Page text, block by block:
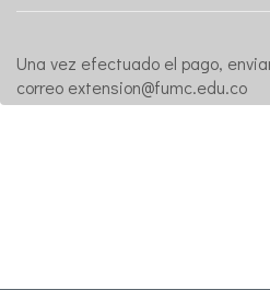
Una vez efectuado el pago,
correo extension@fumc.edu.co